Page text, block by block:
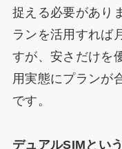
捉える必要があり
ランを活用すれば
すが、安さだけを
用実態にプランが
です。
デュアルSIMとい